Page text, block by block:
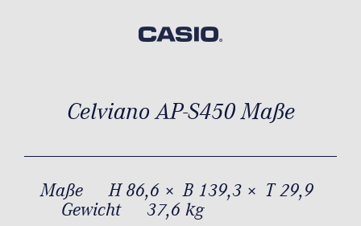
Celviano AP-S450 Maße
Maße
H 86,6 × B 139,3 × T 29,9
Gewicht
37,6 kg